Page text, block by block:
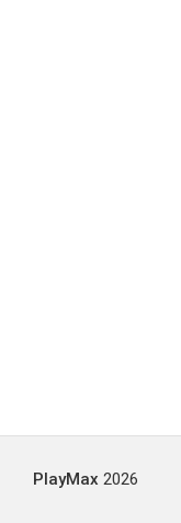
PlayMax 2026